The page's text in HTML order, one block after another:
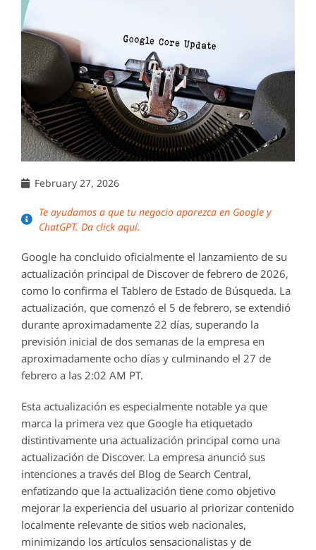
February 27, 2026
Te ayudamos a que tu negocio aparezca en Google y
ChatGPT. Da click aquí.
Google ha concluido oficialmente el lanzamiento de su
actualización principal de Discover de febrero de 2026,
como lo confirma el Tablero de Estado de Búsqueda. La
actualización, que comenzó el 5 de febrero, se extendió
durante aproximadamente 22 días, superando la
previsión inicial de dos semanas de la empresa en
aproximadamente ocho días y culminando el 27 de
febrero a las 2:02 AM PT.
Esta actualización es especialmente notable ya que
marca la primera vez que Google ha etiquetado
distintivamente una actualización principal como una
actualización de Discover. La empresa anunció sus
intenciones a través del Blog de Search Central,
enfatizando que la actualización tiene como objetivo
mejorar la experiencia del usuario al priorizar contenido
localmente relevante de sitios web nacionales,
minimizando los artículos sensacionalistas y de